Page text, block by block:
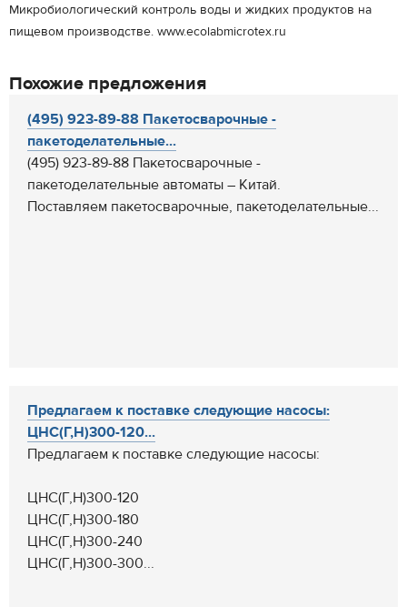
Микробиологический контроль воды и жидких продуктов на
пищевом производстве. www.ecolabmicrotex.ru
Похожие предложения
(495) 923-89-88 Пакетосварочные -
пакетоделательные...
(495) 923-89-88 Пакетосварочные -
пакетоделательные автоматы – Китай.
Поставляем пакетосварочные, пакетоделательные...
Предлагаем к поставке следующие насосы:
ЦНС(Г,Н)300-120...
Предлагаем к поставке следующие насосы:
ЦНС(Г,Н)300-120
ЦНС(Г,Н)300-180
ЦНС(Г,Н)300-240
ЦНС(Г,Н)300-300...